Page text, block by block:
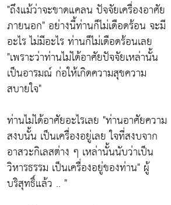
"ถึงแม้ว่าจะขาดแคลน ปัจจัยเครื่องอาศัย
ภายนอก"อย่างนี้ท่านก็ไม่เดือดร้อน จะมี
อะไร ไม่มีอะไร ท่านก็ไม่เดือดร้อนเลย
"เพราะว่าท่านไม่ได้อาศัยปัจจัยเหล่านั้น
เป็นอารมณ์ ก่อให้เกิดความสุขความ
สบายใจ"
ท่านไม่ได้อาศัยอะไรเลย "ท่านอาศัยความ
สงบนั้น เป็นเครื่องอยู่เลย ใจที่สงบจาก
อาสวะกิเลสต่าง ๆ เหล่านั้นนับว่าเป็น
วิหารธรรม เป็นเครื่องอยู่ของท่าน" ผู้
บริสุทธิ์แล้ว .. "